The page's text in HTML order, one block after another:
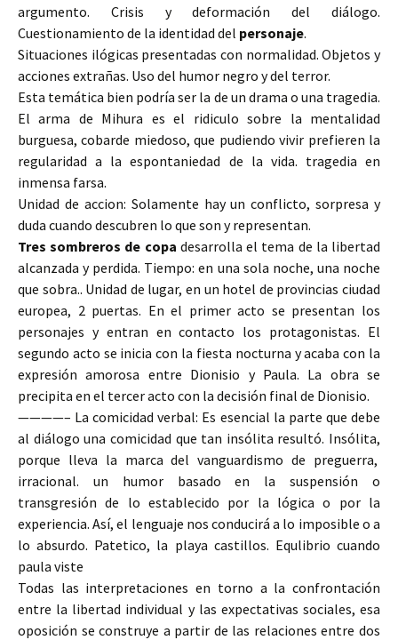
argumento. Crisis y deformación del diálogo.
Cuestionamiento de la identidad del personaje.
Situaciones ilógicas presentadas con normalidad. Objetos y
acciones extrañas. Uso del humor negro y del terror.
Esta temática bien podría ser la de un drama o una tragedia.
El arma de Mihura es el ridiculo sobre la mentalidad
burguesa, cobarde miedoso, que pudiendo vivir prefieren la
regularidad a la espontaniedad de la vida. tragedia en
inmensa farsa.
Unidad de accion: Solamente hay un conflicto, sorpresa y
duda cuando descubren lo que son y representan.
Tres sombreros de copa desarrolla el tema de la libertad
alcanzada y perdida. Tiempo: en una sola noche, una noche
que sobra.. Unidad de lugar, en un hotel de provincias ciudad
europea, 2 puertas. En el primer acto se presentan los
personajes y entran en contacto los protagonistas. El
segundo acto se inicia con la fiesta nocturna y acaba con la
expresión amorosa entre Dionisio y Paula. La obra se
precipita en el tercer acto con la decisión final de Dionisio.
————– La comicidad verbal: Es esencial la parte que debe
al diálogo una comicidad que tan insólita resultó. Insólita,
porque lleva la marca del vanguardismo de preguerra,
irracional. un humor basado en la suspensión o
transgresión de lo establecido por la lógica o por la
experiencia. Así, el lenguaje nos conducirá a lo imposible o a
lo absurdo. Patetico, la playa castillos. Equlibrio cuando
paula viste
Todas las interpretaciones en torno a la confrontación
entre la libertad individual y las expectativas sociales, esa
oposición se construye a partir de las relaciones entre dos